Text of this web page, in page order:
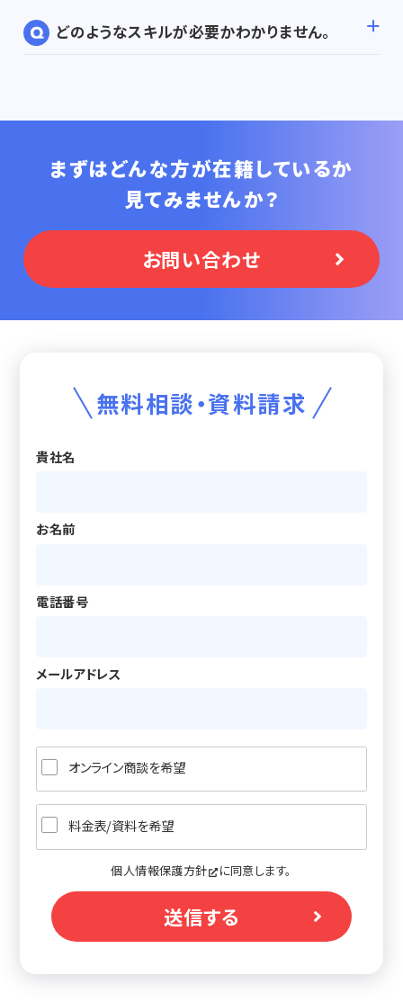
どのようなスキルが必要かわかりません。
まずはどんな方が在籍しているか
見てみませんか？
お問い合わせ
無料相談・資料請求
貴社名
お名前
電話番号
メールアドレス
オンライン商談を希望
料金表/資料を希望
個人情報保護方針 に同意します。